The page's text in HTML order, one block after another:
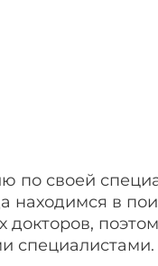
по своей
находимся в
докторов,
специалистами.